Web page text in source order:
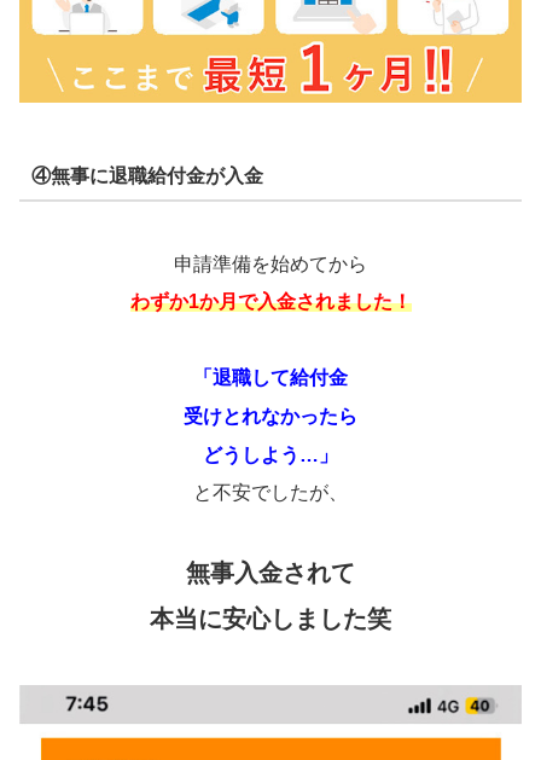
④無事に退職給付金が入金
申請準備を始めてから
わずか1か月で入金されました！
「退職して給付金
受けとれなかったら
どうしよう…」
と不安でしたが、
無事入金されて
本当に安心しました笑